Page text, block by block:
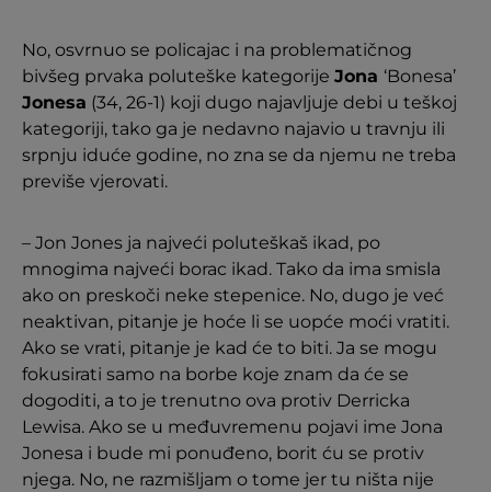
No, osvrnuo se policajac i na problematičnog
bivšeg prvaka poluteške kategorije Jona ‘Bonesa’
Jonesa (34, 26-1) koji dugo najavljuje debi u teškoj
kategoriji, tako ga je nedavno najavio u travnju ili
srpnju iduće godine, no zna se da njemu ne treba
previše vjerovati.
– Jon Jones ja najveći poluteškaš ikad, po
mnogima najveći borac ikad. Tako da ima smisla
ako on preskoči neke stepenice. No, dugo je već
neaktivan, pitanje je hoće li se uopće moći vratiti.
Ako se vrati, pitanje je kad će to biti. Ja se mogu
fokusirati samo na borbe koje znam da će se
dogoditi, a to je trenutno ova protiv Derricka
Lewisa. Ako se u međuvremenu pojavi ime Jona
Jonesa i bude mi ponuđeno, borit ću se protiv
njega. No, ne razmišljam o tome jer tu ništa nije